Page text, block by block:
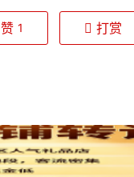
赞 1 打赏